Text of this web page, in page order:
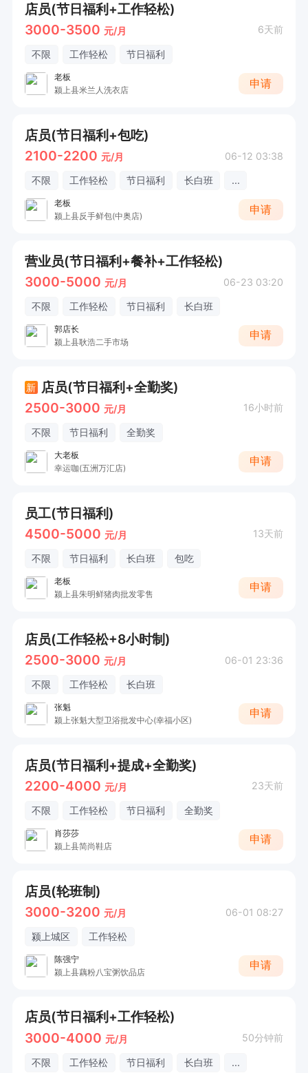
店员(节日福利+工作轻松)
3000-3500 元/月 6天前
不限 工作轻松 节日福利
老板
颍上县米兰人洗衣店
申请
店员(节日福利+包吃)
2100-2200 元/月 06-12 03:38
不限 工作轻松 节日福利 长白班 ...
老板
颍上县反手鲜包(中奥店)
申请
营业员(节日福利+餐补+工作轻松)
3000-5000 元/月 06-23 03:20
不限 工作轻松 节日福利 长白班
郭店长
颍上县耿浩二手市场
申请
新 店员(节日福利+全勤奖)
2500-3000 元/月 16小时前
不限 节日福利 全勤奖
大老板
幸运咖(五洲万汇店)
申请
员工(节日福利)
4500-5000 元/月 13天前
不限 节日福利 长白班 包吃
老板
颍上县朱明鲜猪肉批发零售
申请
店员(工作轻松+8小时制)
2500-3000 元/月 06-01 23:36
不限 工作轻松 长白班
张魁
颍上张魁大型卫浴批发中心(幸福小区)
申请
店员(节日福利+提成+全勤奖)
2200-4000 元/月 23天前
不限 工作轻松 节日福利 全勤奖
肖莎莎
颍上县简尚鞋店
申请
店员(轮班制)
3000-3200 元/月 06-01 08:27
颍上城区 工作轻松
陈强宁
颍上县藕粉八宝粥饮品店
申请
店员(节日福利+工作轻松)
3000-4000 元/月 50分钟前
不限 工作轻松 节日福利 长白班 ...